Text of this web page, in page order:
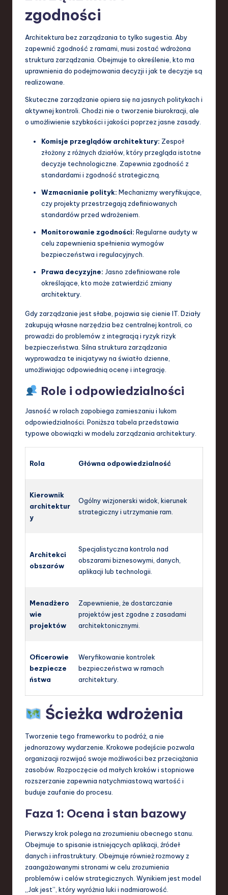
zgodności
Architektura bez zarządzania to tylko sugestia. Aby
zapewnić zgodność z ramami, musi zostać wdrożona
struktura zarządzania. Obejmuje to określenie, kto ma
uprawnienia do podejmowania decyzji i jak te decyzje są
realizowane.
Skuteczne zarządzanie opiera się na jasnych politykach i
aktywnej kontroli. Chodzi nie o tworzenie biurokracji, ale
o umożliwienie szybkości i jakości poprzez jasne zasady.
Komisje przeglądów architektury: Zespoł
złożony z różnych działów, który przegląda istotne
decyzje technologiczne. Zapewnia zgodność z
standardami i zgodność strategiczną.
Wzmacnianie polityk: Mechanizmy weryfikujące,
czy projekty przestrzegają zdefiniowanych
standardów przed wdrożeniem.
Monitorowanie zgodności: Regularne audyty w
celu zapewnienia spełnienia wymogów
bezpieczeństwa i regulacyjnych.
Prawa decyzyjne: Jasno zdefiniowane role
określające, kto może zatwierdzić zmiany
architektury.
Gdy zarządzanie jest słabe, pojawia się cienie IT. Działy
zakupują własne narzędzia bez centralnej kontroli, co
prowadzi do problemów z integracją i ryzyk rizyk
bezpieczeństwa. Silna struktura zarządzania
wyprowadza te inicjatywy na światło dzienne,
umożliwiając odpowiednią ocenę i integrację.
Role i odpowiedzialności
Jasność w rolach zapobiega zamieszaniu i lukom
odpowiedzialności. Poniższa tabela przedstawia
typowe obowiązki w modelu zarządzania architektury.
Rola Główna odpowiedzialność
Kierownik
architektur
y
Ogólny wizjonerski widok, kierunek
strategiczny i utrzymanie ram.
Architekci
obszarów
Specjalistyczna kontrola nad
obszarami biznesowymi, danych,
aplikacji lub technologii.
Menadżero
wie
projektów
Zapewnienie, że dostarczanie
projektów jest zgodne z zasadami
architektonicznymi.
Oficerowie
bezpiecze
ństwa
Weryfikowanie kontrolek
bezpieczeństwa w ramach
architektury.
Ścieżka wdrożenia
Tworzenie tego frameworku to podróż, a nie
jednorazowy wydarzenie. Krokowe podejście pozwala
organizacji rozwijać swoje możliwości bez przeciążania
zasobów. Rozpoczęcie od małych kroków i stopniowe
rozszerzanie zapewnia natychmiastową wartość i
buduje zaufanie do procesu.
Faza 1: Ocena i stan bazowy
Pierwszy krok polega na zrozumieniu obecnego stanu.
Obejmuje to spisanie istniejących aplikacji, źródeł
danych i infrastruktury. Obejmuje również rozmowy z
zaangażowanymi stronami w celu zrozumienia
problemów i celów strategicznych. Wynikiem jest model
„Jak jest”, który wyróżnia luki i nadmiarowość.